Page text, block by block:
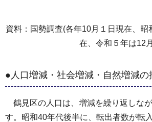
資料：国勢調査(各年10月１日現在、昭
在、令和５年は12
●人口増減・社会増減・自然増減の
鶴見区の人口は、増減を繰り返しな
す。昭和40年代後半に、転出者数が転